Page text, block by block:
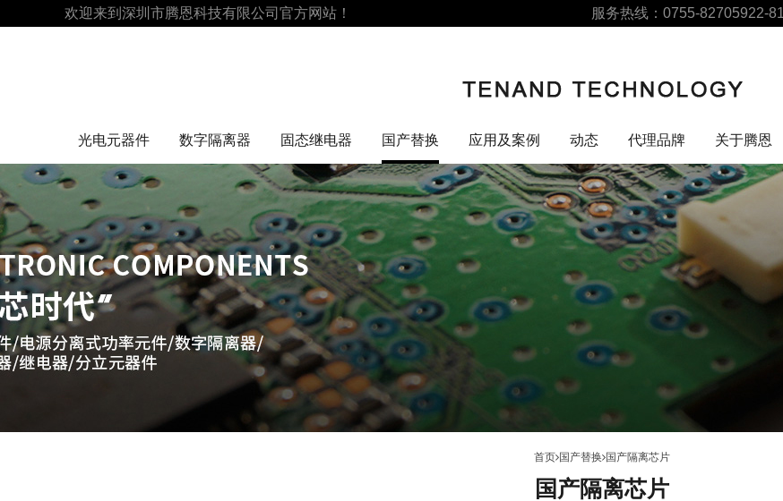
欢迎来到深圳市腾恩科技有限公司官方网站！ 服务热线：0755-82705922-
光电元器件 数字隔离器 固态继电器 国产替换 应用及案例 动态 代理品牌 关于腾恩
首页 国产替换 国产隔离芯片
国产隔离芯片